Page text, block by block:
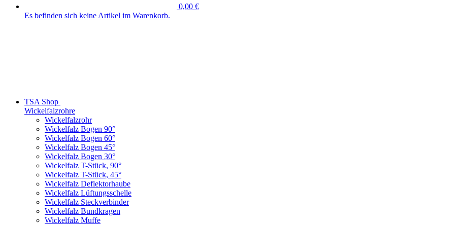
0,00 €
Es befinden sich keine Artikel im Warenkorb.
TSA Shop
Wickelfalzrohre
Wickelfalzrohr
Wickelfalz Bogen 90°
Wickelfalz Bogen 60°
Wickelfalz Bogen 45°
Wickelfalz Bogen 30°
Wickelfalz T-Stück, 90°
Wickelfalz T-Stück, 45°
Wickelfalz Deflektorhaube
Wickelfalz Lüftungsschelle
Wickelfalz Steckverbinder
Wickelfalz Bundkragen
Wickelfalz Muffe